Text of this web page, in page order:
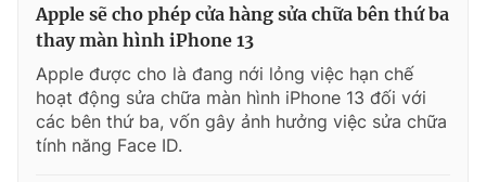
Apple sẽ cho phép cửa hàng sửa chữa bên thứ ba
thay màn hình iPhone 13
Apple được cho là đang nới lỏng việc hạn chế
hoạt động sửa chữa màn hình iPhone 13 đối với
các bên thứ ba, vốn gây ảnh hưởng việc sửa chữa
tính năng Face ID.